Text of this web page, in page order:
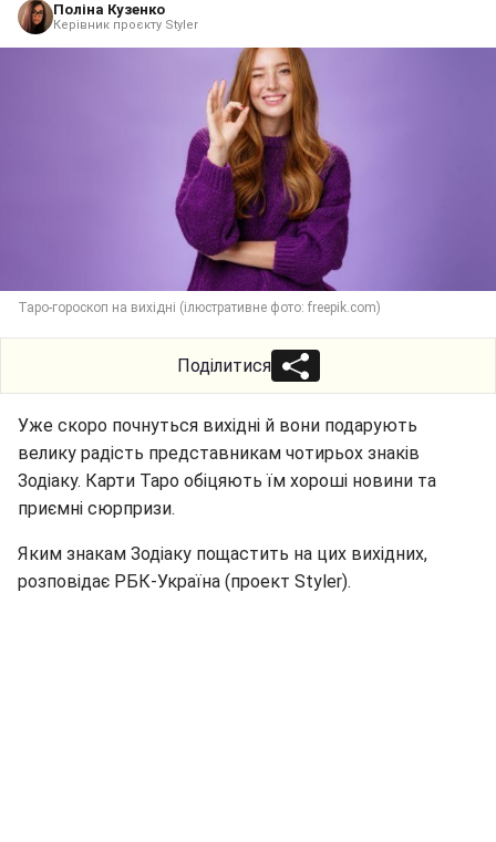
Поліна Кузенко
Керівник проєкту Styler
Таро-гороскоп на вихідні (ілюстративне фото: freepik.com)
Поділитися
Уже скоро почнуться вихідні й вони подарують
велику радість представникам чотирьох знаків
Зодіаку. Карти Таро обіцяють їм хороші новини та
приємні сюрпризи.
Яким знакам Зодіаку пощастить на цих вихідних,
розповідає РБК-Україна (проект Styler).